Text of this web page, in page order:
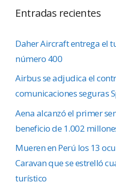
Entradas recientes
Daher Aircraft entrega el
número 400
Airbus se adjudica el
comunicaciones seguras
Aena alcanzó el primer
beneficio de 1.002
Mueren en Perú los 13
Caravan que se estrelló
turístico